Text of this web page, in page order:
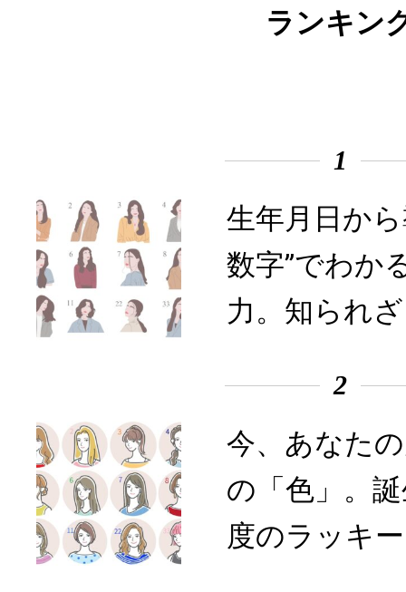
ランキン
1
生年月日か
数字”でわか
力。知られ
2
今、あなた
の「色」。
度のラッキ